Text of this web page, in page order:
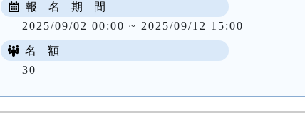
報 名 期 間
2025/09/02 00:00 ~ 2025/09/12 15:00
名 額
30